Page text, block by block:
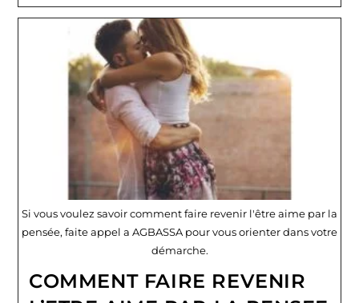
EN
4h
Si vous voulez savoir comment faire revenir l'être aime par la
pensée, faite appel a AGBASSA pour vous orienter dans votre
démarche.
COMMENT FAIRE REVENIR